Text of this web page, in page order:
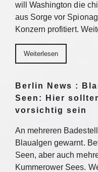
will Washington die
aus Sorge vor
Konzern profitiert.
Weiterlesen
Berlin News :
Seen: Hier
vorsichtig sein
An mehreren
Blaualgen gewarnt.
Seen, aber auch
Kummerower Sees.